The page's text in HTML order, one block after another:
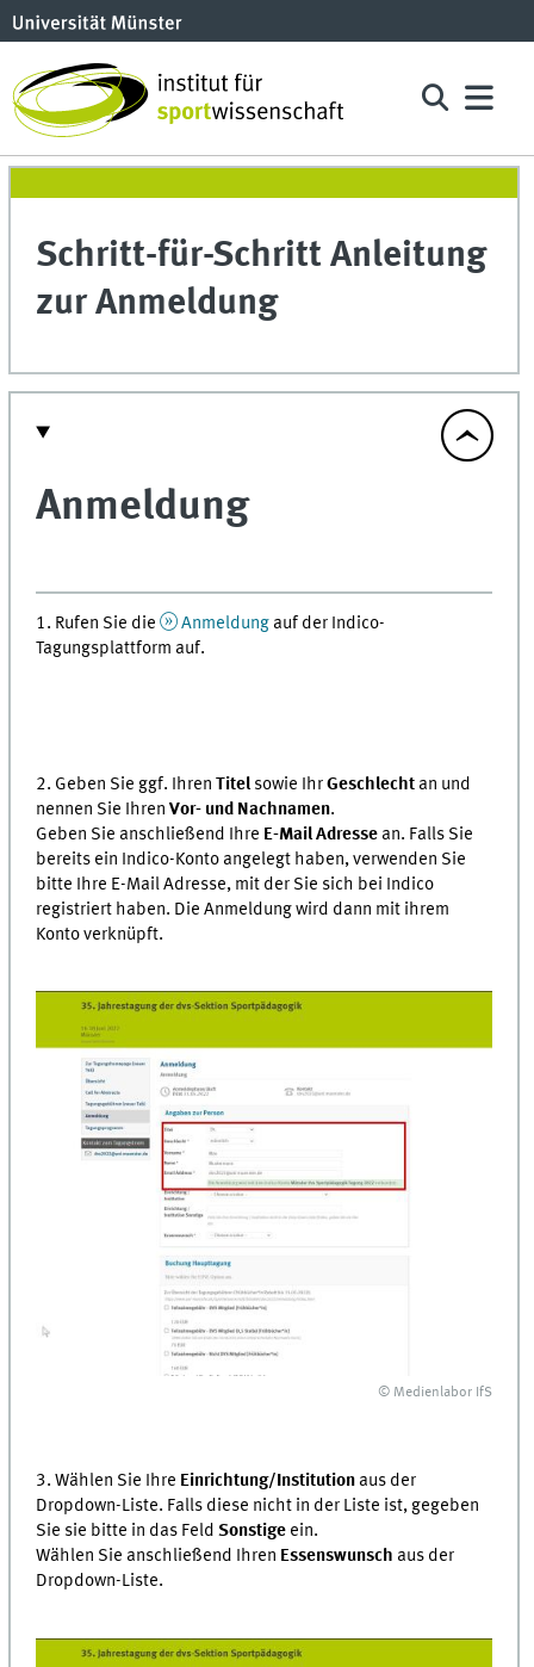
Schritt-für-Schritt Anleitung
zur Anmeldung
Anmeldung
1. Rufen Sie die Anmeldung auf der Indico-
Tagungsplattform auf.
2. Geben Sie ggf. IhrenTitelsowie IhrGeschlecht an und
nennen Sie IhrenVor- und Nachnamen.
Geben Sie anschließend Ihre E-Mail Adresse an. Falls Sie
bereits ein Indico-Konto angelegt haben, verwenden Sie
bitte Ihre E-Mail Adresse, mit der Sie sich bei Indico
registriert haben. Die Anmeldung wird dann mit ihrem
Konto verknüpft.
© Medienlabor IfS
3. Wählen Sie Ihre Einrichtung/Institution aus der
Dropdown-Liste. Falls diese nicht in der Liste ist, gegeben
Sie sie bitte in das Feld Sonstige ein.
Wählen Sie anschließend Ihren Essenswunsch aus der
Dropdown-Liste.